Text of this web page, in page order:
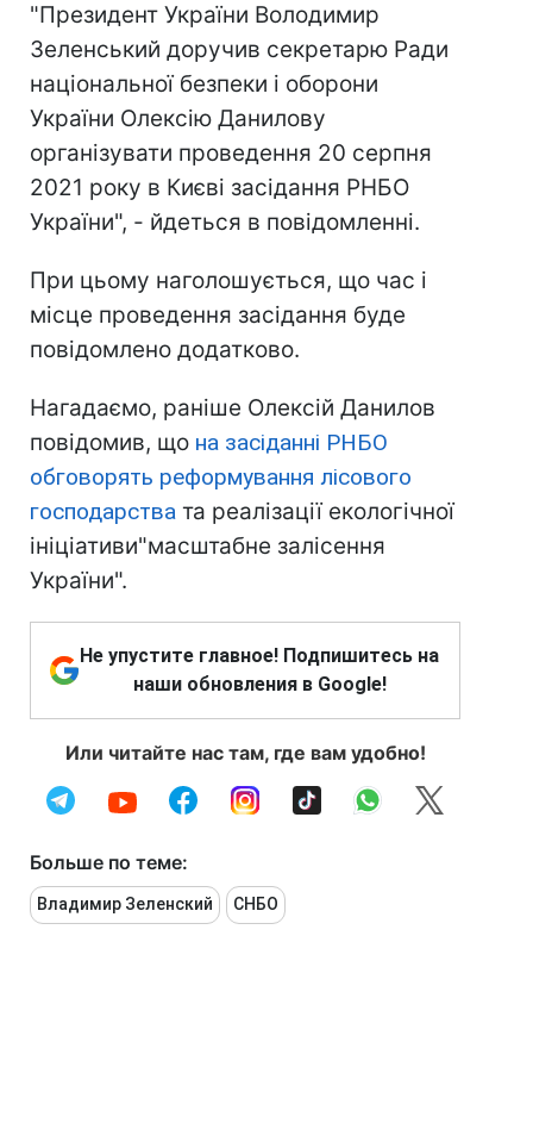
"Президент України Володимир
Зеленський доручив секретарю Ради
національної безпеки і оборони
України Олексію Данилову
організувати проведення 20 серпня
2021 року в Києві засідання РНБО
України", - йдеться в повідомленні.
При цьому наголошується, що час і
місце проведення засідання буде
повідомлено додатково.
Нагадаємо, раніше Олексій Данилов
повідомив, що на засіданні РНБО
обговорять реформування лісового
господарства та реалізації екологічної
ініціативи"масштабне залісення
України".
Не упустите главное! Подпишитесь на
наши обновления в Google!
Или читайте нас там, где вам удобно!
Больше по теме:
Владимир Зеленский СНБО